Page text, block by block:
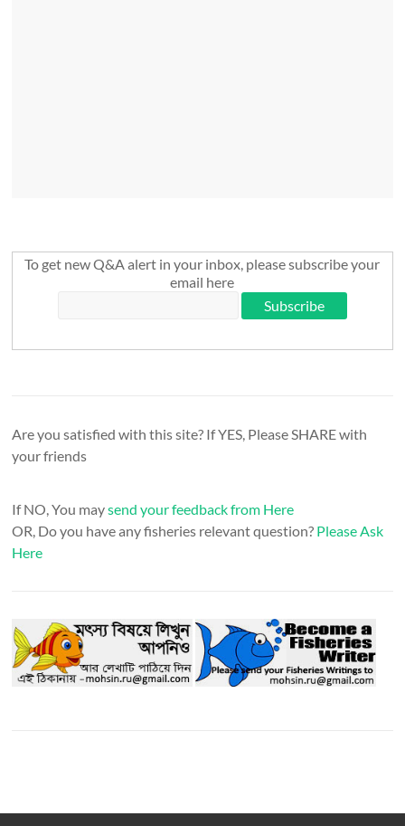
To get new Q&A alert in your inbox, please subscribe your
email here
Are you satisfied with this site? If YES, Please SHARE with
your friends
If NO, You maysend your feedback from Here
OR, Do you have any fisheries relevant question? Please Ask
Here